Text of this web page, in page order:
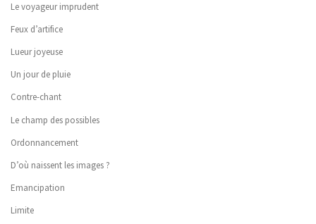
Le voyageur imprudent
Feux d’artifice
Lueur joyeuse
Un jour de pluie
Contre-chant
Le champ des possibles
Ordonnancement
D’où naissent les images ?
Emancipation
Limite